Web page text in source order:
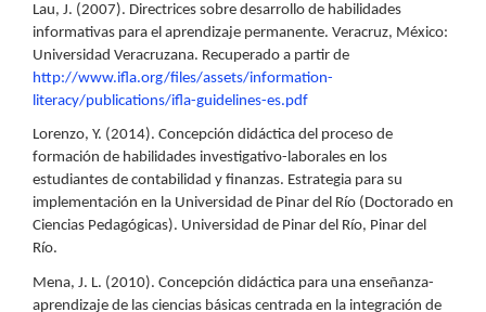
Lau, J. (2007). Directrices sobre desarrollo de habilidades
informativas para el aprendizaje permanente. Veracruz, México:
Universidad Veracruzana. Recuperado a partir de
http://www.ifla.org/files/assets/information-
literacy/publications/ifla-guidelines-es.pdf
Lorenzo, Y. (2014). Concepción didáctica del proceso de
formación de habilidades investigativo-laborales en los
estudiantes de contabilidad y finanzas. Estrategia para su
implementación en la Universidad de Pinar del Río (Doctorado en
Ciencias Pedagógicas). Universidad de Pinar del Río, Pinar del
Río.
Mena, J. L. (2010). Concepción didáctica para una enseñanza-
aprendizaje de las ciencias básicas centrada en la integración de